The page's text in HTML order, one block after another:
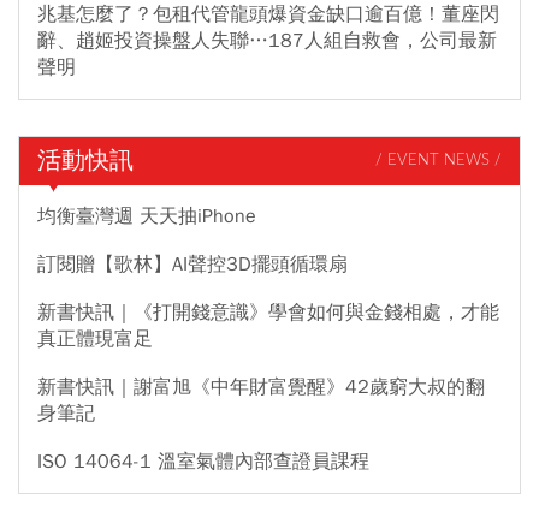
兆基怎麼了？包租代管龍頭爆資金缺口逾百億！董座閃
辭、趙姬投資操盤人失聯…187人組自救會，公司最新
聲明
活動快訊 / EVENT NEWS /
均衡臺灣週 天天抽iPhone
訂閱贈【歌林】AI聲控3D擺頭循環扇
新書快訊｜《打開錢意識》學會如何與金錢相處，才能
真正體現富足
新書快訊｜謝富旭《中年財富覺醒》42歲窮大叔的翻
身筆記
ISO 14064-1 溫室氣體內部查證員課程